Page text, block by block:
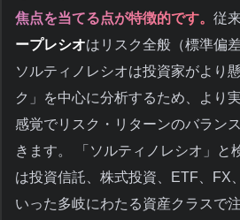
焦点を当てる点が特徴的です。 従
ープレシオはリスク全般（標準偏
ソルティノレシオは投資家がより
ク」を中心に分析するため、より
感覚でリスク・リターンのバラン
きます。 「ソルティノレシオ」と
は投資信託、株式投資、ETF、FX
いった多岐にわたる資産クラスで